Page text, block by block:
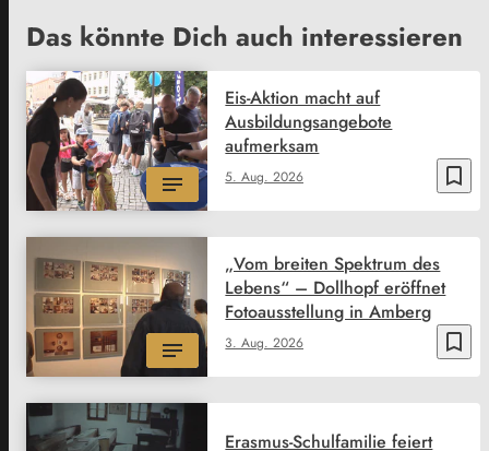
Das könnte Dich auch interessieren
bookmark_border
5. Aug. 2026
Eis-Aktion macht auf
Ausbildungsangebote
aufmerksam
bookmark_border
3. Aug. 2026
„Vom breiten Spektrum des
Lebens“ – Dollhopf eröffnet
Fotoausstellung in Amberg
Erasmus-Schulfamilie feiert